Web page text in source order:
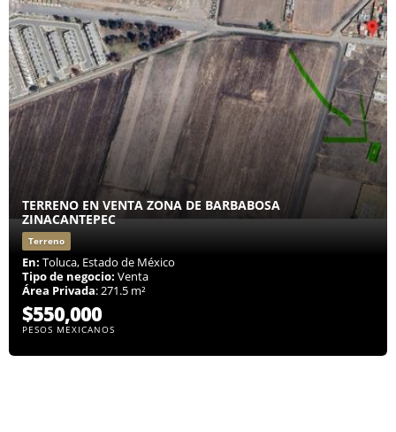
TERRENO EN VENTA ZONA DE BARBABOSA
ZINACANTEPEC
Terreno
En: Toluca, Estado de México
Tipo de negocio: Venta
Área Privada: 271.5 m²
$550,000
PESOS MEXICANOS